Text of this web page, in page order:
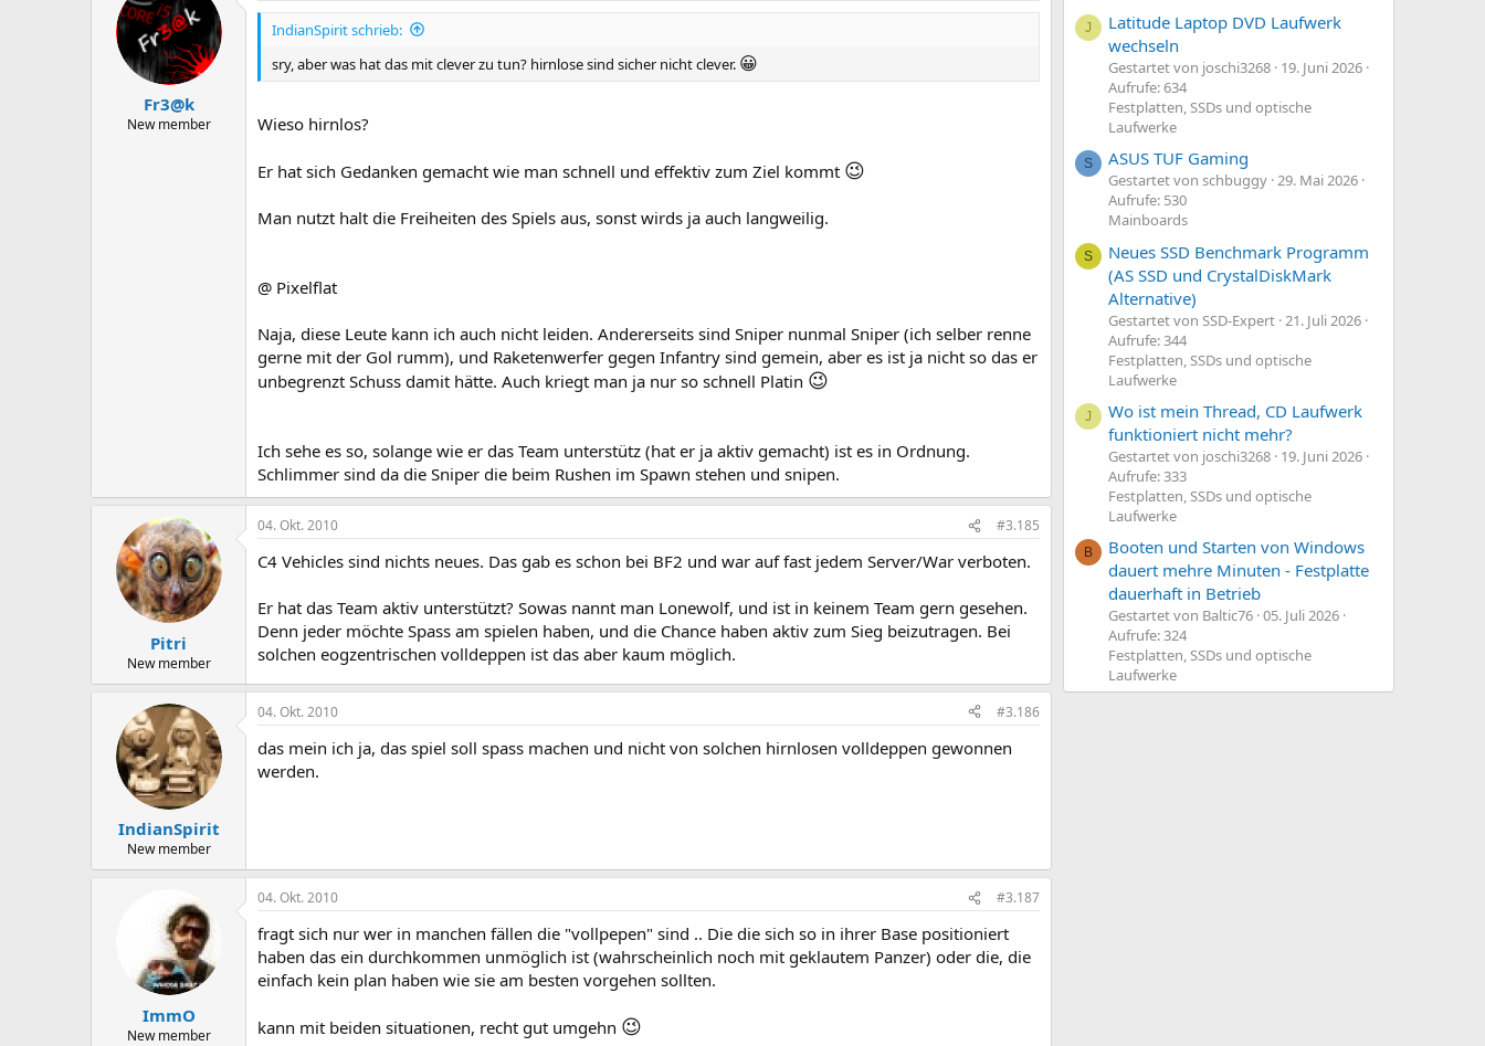
Fr3@k
New member
IndianSpirit schrieb:
sry, aber was hat das mit clever zu tun? hirnlose sind sicher nicht clever. 😀
Wieso hirnlos?
Er hat sich Gedanken gemacht wie man schnell und effektiv zum Ziel kommt 😉
Man nutzt halt die Freiheiten des Spiels aus, sonst wirds ja auch langweilig.
@ Pixelflat
Naja, diese Leute kann ich auch nicht leiden. Andererseits sind Sniper nunmal Sniper (ich selber renne
gerne mit der Gol rumm), und Raketenwerfer gegen Infantry sind gemein, aber es ist ja nicht so das er
unbegrenzt Schuss damit hätte. Auch kriegt man ja nur so schnell Platin 😉
Ich sehe es so, solange wie er das Team unterstütz (hat er ja aktiv gemacht) ist es in Ordnung.
Schlimmer sind da die Sniper die beim Rushen im Spawn stehen und snipen.
Pitri
New member
04. Okt. 2010 #3.185
C4 Vehicles sind nichts neues. Das gab es schon bei BF2 und war auf fast jedem Server/War verboten.
Er hat das Team aktiv unterstützt? Sowas nannt man Lonewolf, und ist in keinem Team gern gesehen.
Denn jeder möchte Spass am spielen haben, und die Chance haben aktiv zum Sieg beizutragen. Bei
solchen eogzentrischen volldeppen ist das aber kaum möglich.
IndianSpirit
New member
04. Okt. 2010 #3.186
das mein ich ja, das spiel soll spass machen und nicht von solchen hirnlosen volldeppen gewonnen
werden.
ImmO
New member
04. Okt. 2010 #3.187
fragt sich nur wer in manchen fällen die "vollpepen" sind .. Die die sich so in ihrer Base positioniert
haben das ein durchkommen unmöglich ist (wahrscheinlich noch mit geklautem Panzer) oder die, die
einfach kein plan haben wie sie am besten vorgehen sollten.
kann mit beiden situationen, recht gut umgehn 😉
J
Latitude Laptop DVD Laufwerk
wechseln
Gestartet von joschi3268 19. Juni 2026
Aufrufe: 634
Festplatten, SSDs und optische
Laufwerke
S ASUS TUF Gaming
Gestartet von schbuggy 29. Mai 2026
Aufrufe: 530
Mainboards
S
Neues SSD Benchmark Programm
(AS SSD und CrystalDiskMark
Alternative)
Gestartet von SSD-Expert 21. Juli 2026
Aufrufe: 344
Festplatten, SSDs und optische
Laufwerke
J
Wo ist mein Thread, CD Laufwerk
funktioniert nicht mehr?
Gestartet von joschi3268 19. Juni 2026
Aufrufe: 333
Festplatten, SSDs und optische
Laufwerke
B
Booten und Starten von Windows
dauert mehre Minuten - Festplatte
dauerhaft in Betrieb
Gestartet von Baltic76 05. Juli 2026
Aufrufe: 324
Festplatten, SSDs und optische
Laufwerke